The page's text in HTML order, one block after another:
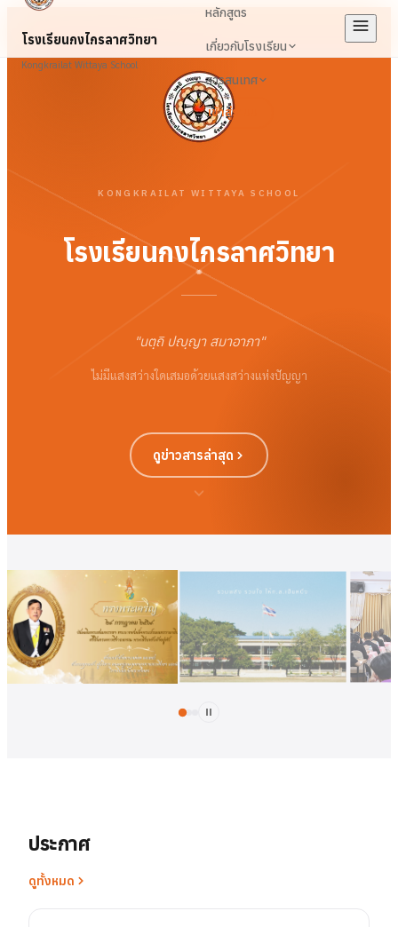
โรงเรียนกงไกรลาศวิทยา
Kongkrailat Wittaya School
หลักสูตร
เกี่ยวกับโรงเรียน
สารสนเทศ
เข้าสู่ระบบ
KONGKRAILAT WITTAYA SCHOOL
โรงเรียนกงไกรลาศวิทยา
"นตฺถิ ปญฺญา สมาอาภา"
ไม่มีแสงสว่างใดเสมอด้วยแสงสว่างแห่งปัญญา
ดูข่าวสารล่าสุด
ประกาศ
ดูทั้งหมด